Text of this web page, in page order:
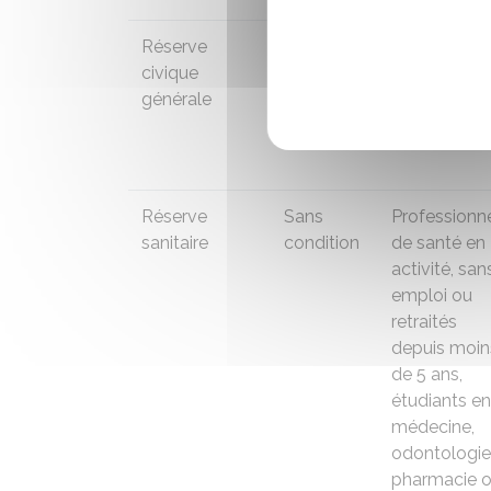
Réserve
civique
générale
Réserve
sanitaire
Sans
condition
de santé en
activité,
emploi ou
retraités
depuis
de 5 ans,
étudiants en
médecine,
pharmacie